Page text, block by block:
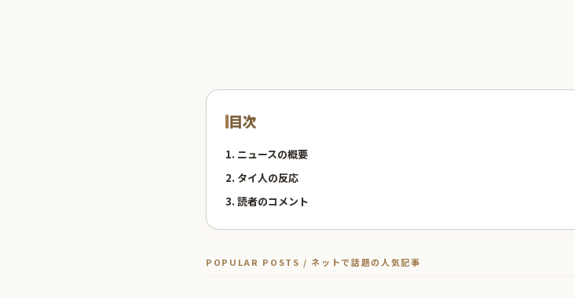
目次
1. ニュースの概要
2. タイ人の反応
3. 読者のコメント
POPULAR POSTS / ネットで話題の人気記事